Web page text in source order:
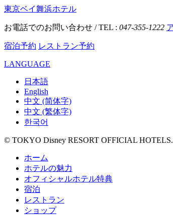
東京ベイ舞浜ホテル
お電話でのお問い合わせ / TEL : 047-355-1222
宿泊予約 レストラン予約
LANGUAGE
日本語
English
中文 (简体字)
中文 (繁体字)
한국어
© TOKYO Disney RESORT OFFICIAL HOTELS.
ホーム
ホテルの魅力
オフィシャルホテル特典
宿泊
レストラン
ショップ